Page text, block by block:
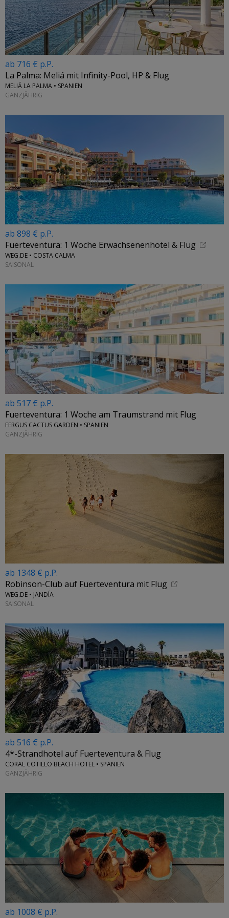
ab 716 € p.P.
La Palma: Meliá mit Infinity-Pool, HP & Flug
MELIÁ LA PALMA • SPANIEN
GANZJÄHRIG
ab 898 € p.P.
Fuerteventura: 1 Woche Erwachsenenhotel & Flug
WEG.DE • COSTA CALMA
SAISONAL
ab 517 € p.P.
Fuerteventura: 1 Woche am Traumstrand mit Flug
FERGUS CACTUS GARDEN • SPANIEN
GANZJÄHRIG
ab 1348 € p.P.
Robinson-Club auf Fuerteventura mit Flug
WEG.DE • JANDÍA
SAISONAL
ab 516 € p.P.
4*-Strandhotel auf Fuerteventura & Flug
CORAL COTILLO BEACH HOTEL • SPANIEN
GANZJÄHRIG
ab 1008 € p.P.